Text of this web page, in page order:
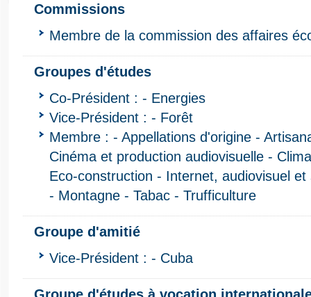
Commissions
Membre de la commission des affaires
Groupes d'études
Co-Président : - Energies
Vice-Président : - Forêt
Membre : - Appellations d'origine -
Cinéma et production audiovisuelle -
Eco-construction - Internet, audiovisuel
- Montagne - Tabac - Trufficulture
Groupe d'amitié
Vice-Président : - Cuba